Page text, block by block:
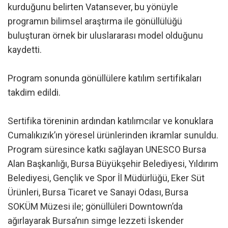
kurduğunu belirten Vatansever, bu yönüyle
programın bilimsel araştırma ile gönüllülüğü
buluşturan örnek bir uluslararası model olduğunu
kaydetti.
Program sonunda gönüllülere katılım sertifikaları
takdim edildi.
Sertifika töreninin ardından katılımcılar ve konuklara
Cumalıkızık’ın yöresel ürünlerinden ikramlar sunuldu.
Program süresince katkı sağlayan UNESCO Bursa
Alan Başkanlığı, Bursa Büyükşehir Belediyesi, Yıldırım
Belediyesi, Gençlik ve Spor İl Müdürlüğü, Eker Süt
Ürünleri, Bursa Ticaret ve Sanayi Odası, Bursa
SOKÜM Müzesi ile; gönüllüleri Downtown’da
ağırlayarak Bursa’nın simge lezzeti İskender